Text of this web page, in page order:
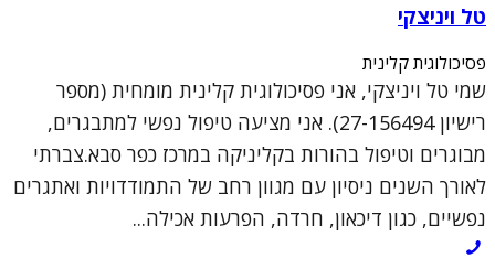
טל ויניצקי
פסיכולוגית קלינית
שמי טל ויניצקי, אני פסיכולוגית קלינית מומחית (מספר
רישיון 27-156494). אני מציעה טיפול נפשי למתבגרים,
מבוגרים וטיפול בהורות בקליניקה במרכז כפר סבא.צברתי
לאורך השנים ניסיון עם מגוון רחב של התמודדויות ואתגרים
נפשיים, כגון דיכאון, חרדה, הפרעות אכילה...